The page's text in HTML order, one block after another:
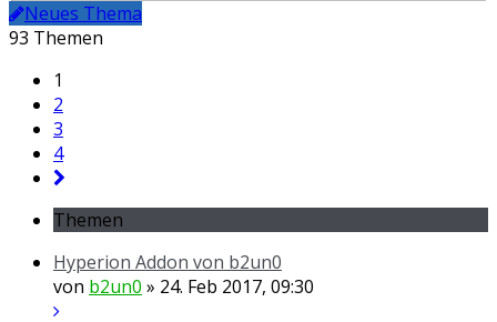
Neues Thema
93 Themen
1
2
3
4
Themen
Hyperion Addon von b2un0
von b2un0 » 24. Feb 2017, 09:30